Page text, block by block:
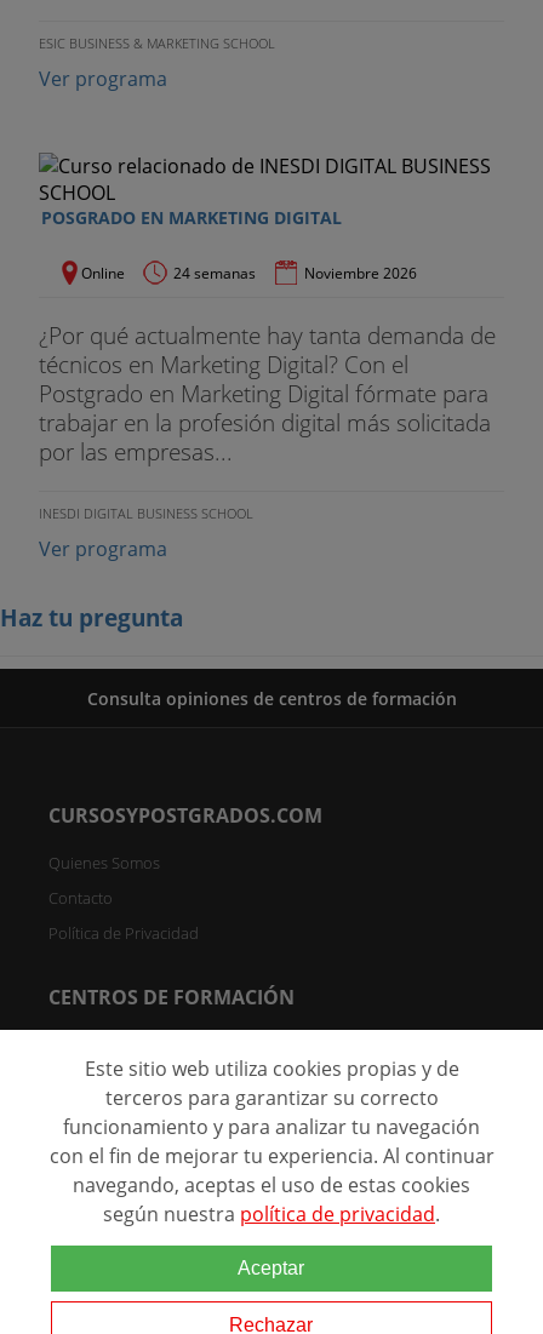
ESIC BUSINESS & MARKETING SCHOOL
Ver programa
POSGRADO EN MARKETING DIGITAL
Online 24 semanas Noviembre 2026
¿Por qué actualmente hay tanta demanda de
técnicos en Marketing Digital? Con el
Postgrado en Marketing Digital fórmate para
trabajar en la profesión digital más solicitada
por las empresas...
INESDI DIGITAL BUSINESS SCHOOL
Ver programa
Haz tu pregunta
Consulta opiniones de centros de formación
CURSOSYPOSTGRADOS.COM
Quienes Somos
Contacto
Política de Privacidad
CENTROS DE FORMACIÓN
Registrar Centro (FREE)
C/ Faraday, 7 - Oficina 004D Parque Científico de Madrid -
28049 Madrid, España
Grupo Eurohispana. Todos los
derechos reservados.
Este sitio web utiliza cookies propias y de
terceros para garantizar su correcto
funcionamiento y para analizar tu navegación
con el fin de mejorar tu experiencia. Al continuar
navegando, aceptas el uso de estas cookies
según nuestra política de privacidad.
Aceptar
Rechazar